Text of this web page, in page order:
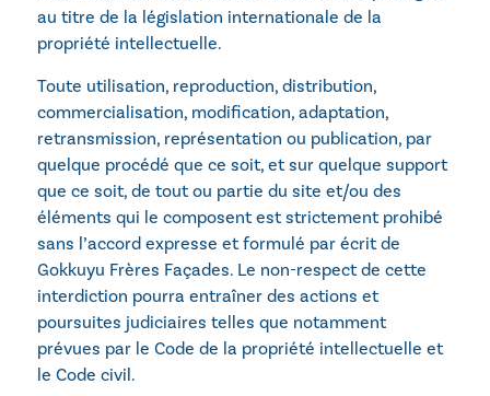
au titre de la législation internationale de la
propriété intellectuelle.
Toute utilisation, reproduction, distribution,
commercialisation, modification, adaptation,
retransmission, représentation ou publication, par
quelque procédé que ce soit, et sur quelque support
que ce soit, de tout ou partie du site et/ou des
éléments qui le composent est strictement prohibé
sans l’accord expresse et formulé par écrit de
Gokkuyu Frères Façades. Le non-respect de cette
interdiction pourra entraîner des actions et
poursuites judiciaires telles que notamment
prévues par le Code de la propriété intellectuelle et
le Code civil.